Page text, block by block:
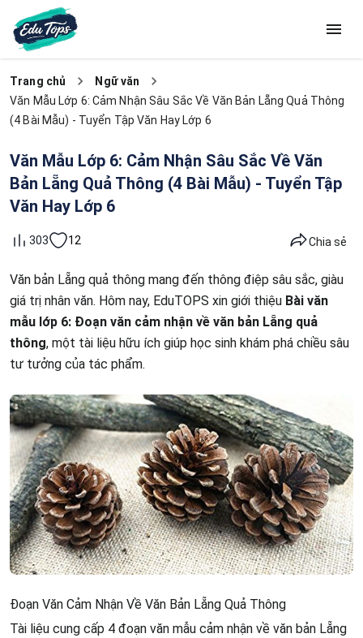
Trang chủ
Ngữ văn
Văn Mẫu Lớp 6: Cảm Nhận Sâu Sắc Về Văn Bản Lẵng Quả Thông
(4 Bài Mẫu) - Tuyển Tập Văn Hay Lớp 6
Văn Mẫu Lớp 6: Cảm Nhận Sâu Sắc Về Văn
Bản Lẵng Quả Thông (4 Bài Mẫu) - Tuyển Tập
Văn Hay Lớp 6
303 12 Chia sẻ
Văn bản Lẵng quả thông mang đến thông điệp sâu sắc, giàu
giá trị nhân văn. Hôm nay, EduTOPS xin giới thiệu Bài văn
mẫu lớp 6: Đoạn văn cảm nhận về văn bản Lẵng quả
thông, một tài liệu hữu ích giúp học sinh khám phá chiều sâu
tư tưởng của tác phẩm.
Đoạn Văn Cảm Nhận Về Văn Bản Lẵng Quả Thông
Tài liệu cung cấp 4 đoạn văn mẫu cảm nhận về văn bản Lẵng